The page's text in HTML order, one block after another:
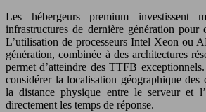
Les hébergeurs premium investissent
infrastructures de dernière génération pour
L’utilisation de processeurs Intel Xeon ou
génération, combinée à des architectures
permet d’atteindre des TTFB
considérer la localisation géographique des
la distance physique entre le serveur et
directement les temps de réponse.